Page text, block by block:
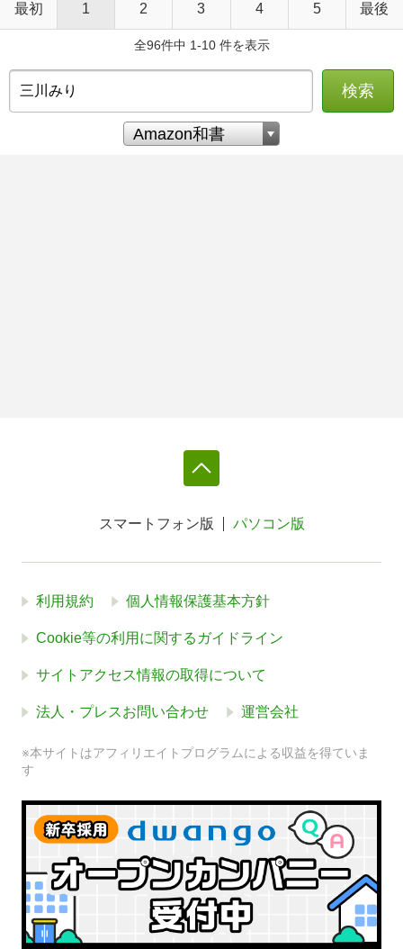
最初 1 2 3 4 5 最後
全96件中 1-10 件を表示
検索
スマートフォン版 パソコン版
利用規約 個人情報保護基本方針
Cookie等の利用に関するガイドライン
サイトアクセス情報の取得について
法人・プレスお問い合わせ 運営会社
※本サイトはアフィリエイトプログラムによる収益を得ていま
す